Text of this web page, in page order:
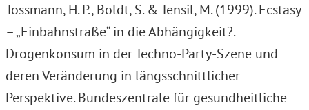
Tossmann, H. P., Boldt, S. & Tensil, M. (1999). Ecstasy
– „Einbahnstraße“ in die Abhängigkeit?.
Drogenkonsum in der Techno-Party-Szene und
deren Veränderung in längsschnittlicher
Perspektive. Bundeszentrale für gesundheitliche